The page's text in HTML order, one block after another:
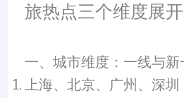
旅热点三个维度展开
一、城市维度：一线与
上海、北京、广州、深圳